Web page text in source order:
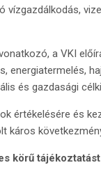
a VKI
energiatermelés,
és gazdasági
értékelésére és
káros
körű